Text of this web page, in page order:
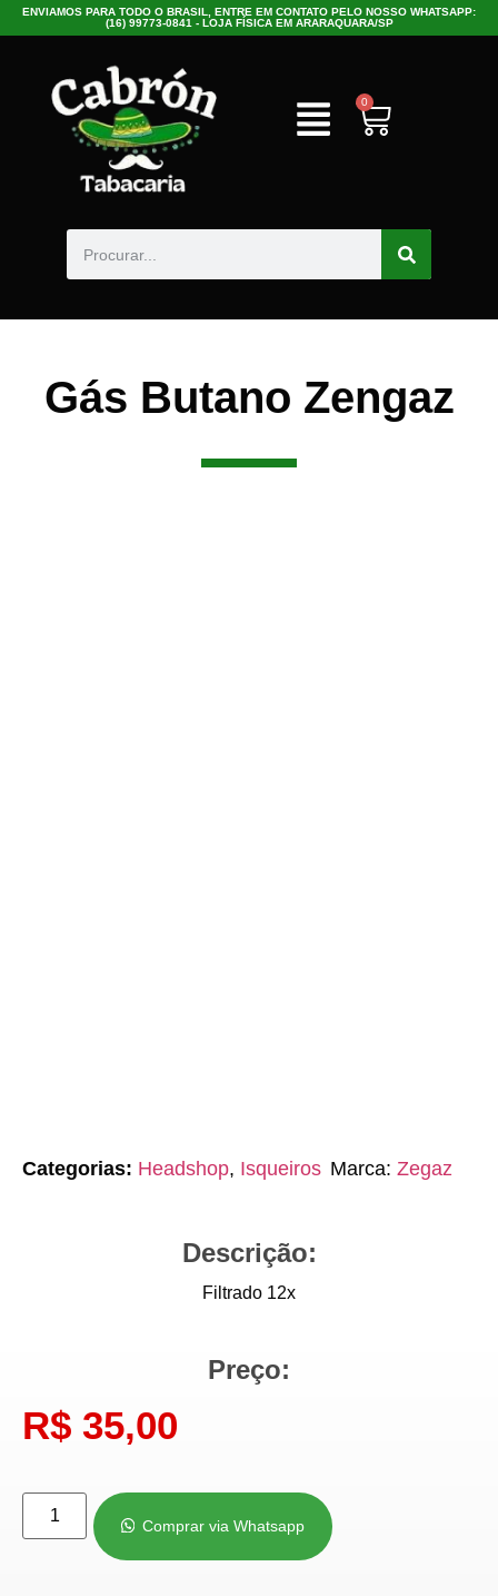
ENVIAMOS PARA TODO O BRASIL, ENTRE EM CONTATO PELO NOSSO WHATSAPP:
(16) 99773-0841 - LOJA FÍSICA EM ARARAQUARA/SP
0
Gás Butano Zengaz
Categorias: Headshop, Isqueiros Marca: Zegaz
Descrição:
Filtrado 12x
Preço:
R$ 35,00
Comprar via Whatsapp